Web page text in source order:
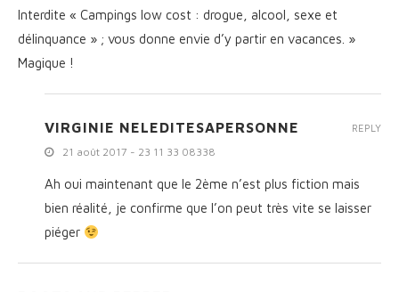
Interdite « Campings low cost : drogue, alcool, sexe et
délinquance » ; vous donne envie d’y partir en vacances. »
Magique !
VIRGINIE NELEDITESAPERSONNE
21 août 2017 - 23 11 33 08338
Ah oui maintenant que le 2ème n’est plus fiction mais
bien réalité, je confirme que l’on peut très vite se laisser
piéger
REPLY